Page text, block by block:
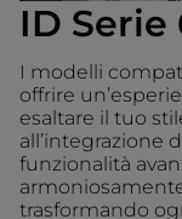
ID Serie
I modelli
offrire
esaltare il tuo
all’integrazione
funzionalità
trasformando